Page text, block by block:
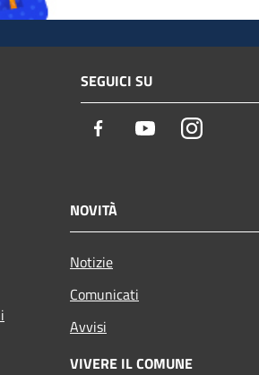
SEGUICI SU
Facebook YoutubeInstagram
NOVITÀ
Notizie
Comunicati
Avvisi
VIVERE IL COMUNE